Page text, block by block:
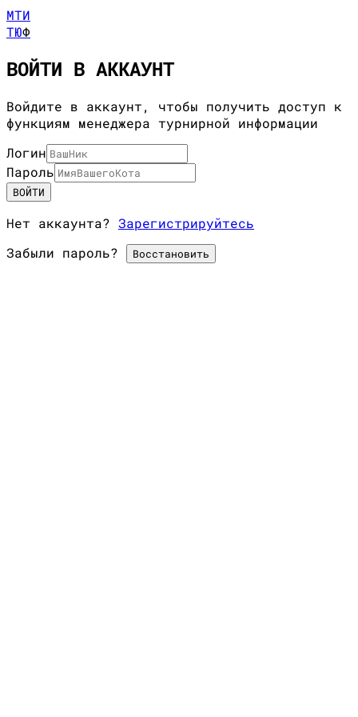
МТИ
ТЮФ
ВОЙТИ В АККАУНТ
Войдите в аккаунт, чтобы получить доступ к
функциям менеджера турнирной информации
Логин
Пароль
ВОЙТИ
Нет аккаунта? Зарегистрируйтесь
Забыли пароль?
Восстановить